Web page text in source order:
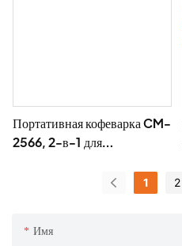
Портативная кофеварка CM-
2566, 2-в-1 для
1 2
Имя